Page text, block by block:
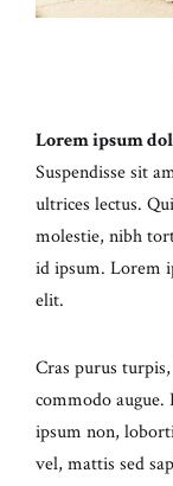
Lorem ipsum
Suspendisse sit
ultrices lectus.
molestie, nibh
id ipsum. Lorem
elit.
Cras purus turpis,
commodo
ipsum non,
vel, mattis sed